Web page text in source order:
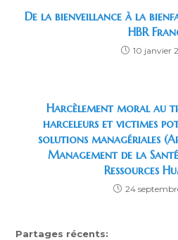
De la bienveillance à la
HBR
10 janvier
Harcèlement moral au
harceleurs et victimes
solutions managériales
Management de la
Ressources
24
Partages récents: